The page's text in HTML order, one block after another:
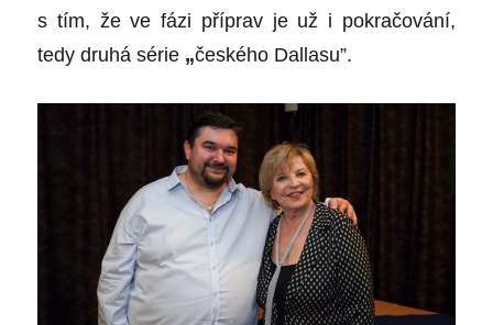
s tím, že ve fázi příprav je už i pokračování,
tedy druhá série „českého Dallasu”.